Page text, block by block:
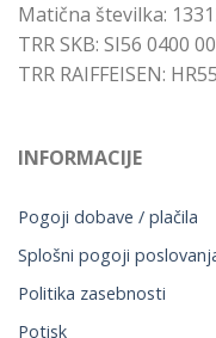
Matična številka:
TRR SKB: SI56 0400
TRR RAIFFEISEN:
INFORMACIJE
Pogoji dobave / plačila
Splošni pogoji
Politika zasebnosti
Potisk